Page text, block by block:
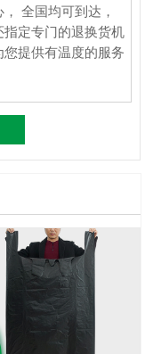
全国均可到达，
指定专门的退换货机
您提供有温度的服务